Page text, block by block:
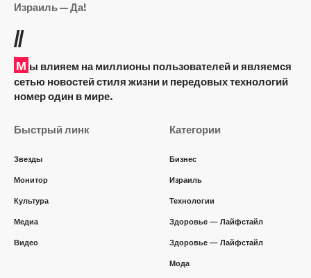
Израиль — Да!
//
М ы влияем на миллионы пользователей и являемся
сетью новостей стиля жизни и передовых технологий
номер один в мире.
Быстрый линк
Звезды
Монитор
Культура
Медиа
Видео
Категории
Бизнес
Израиль
Технологии
Здоровье — Лайфстайл
Здоровье — Лайфстайл
Мода